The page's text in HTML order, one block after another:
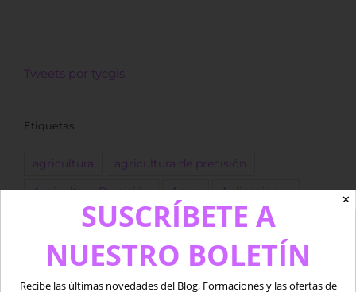
Tweets por tycgis
Etiquetas
agricultura agricultura de precisión
Agricultura Precisión Agua Aplicaciones
Copernicus Datos datos LiDAR desarrollo
Descarga dron Drones empleo ESA
✕
SUSCRÍBETE A
NUESTRO BOLETÍN
Recibe las últimas novedades del Blog, Formaciones y las ofertas de